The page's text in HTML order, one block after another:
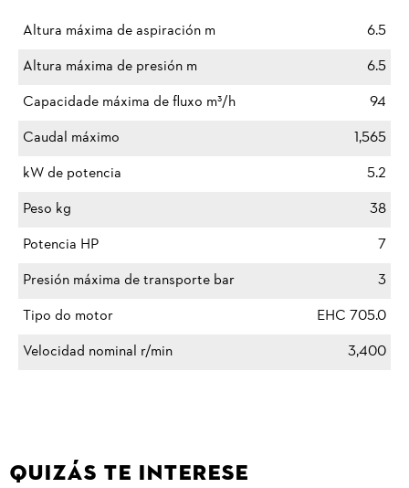
Altura máxima de aspiración m
6.5
Altura máxima de presión m
6.5
Capacidade máxima de fluxo m³/h
94
Caudal máximo
1,565
kW de potencia
5.2
Peso kg
38
Potencia HP
7
Presión máxima de transporte bar
3
Tipo do motor
EHC 705.0
Velocidad nominal r/min
3,400
QUIZÁS TE INTERESE